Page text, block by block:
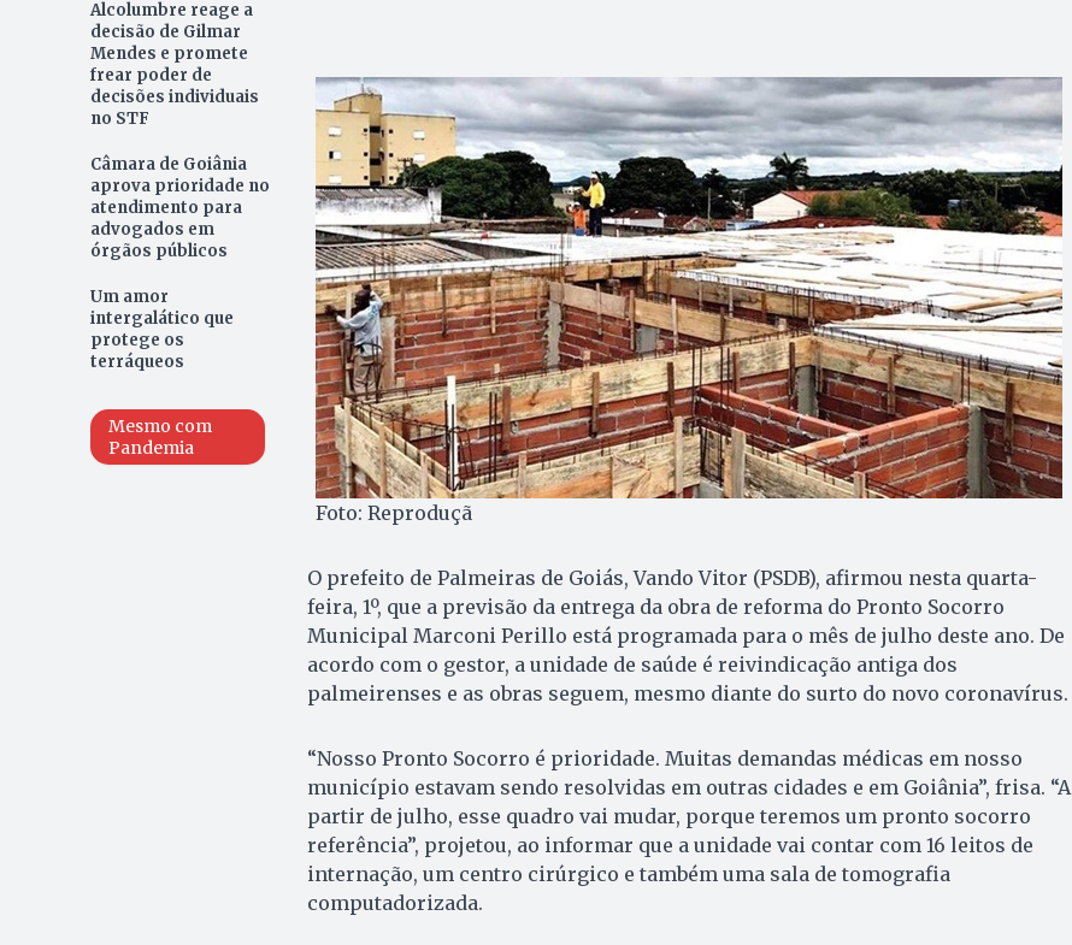
Alcolumbre reage a
decisão de Gilmar
Mendes e promete
frear poder de
decisões individuais
no STF
Câmara de Goiânia
aprova prioridade no
atendimento para
advogados em
órgãos públicos
Um amor
intergalático que
protege os
terráqueos
Mesmo com
Pandemia
Foto: Reproduçã
O prefeito de Palmeiras de Goiás, Vando Vitor (PSDB), afirmou nesta quarta-
feira, 1º, que a previsão da entrega da obra de reforma do Pronto Socorro
Municipal Marconi Perillo está programada para o mês de julho deste ano. De
acordo com o gestor, a unidade de saúde é reivindicação antiga dos
palmeirenses e as obras seguem, mesmo diante do surto do novo coronavírus.
“Nosso Pronto Socorro é prioridade. Muitas demandas médicas em nosso
município estavam sendo resolvidas em outras cidades e em Goiânia”, frisa. “A
partir de julho, esse quadro vai mudar, porque teremos um pronto socorro
referência”, projetou, ao informar que a unidade vai contar com 16 leitos de
internação, um centro cirúrgico e também uma sala de tomografia
computadorizada.